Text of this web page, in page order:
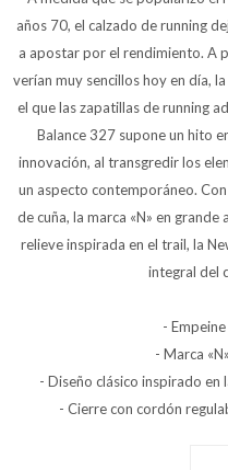
años 70, el calzado de running
a apostar por el rendimiento. A
verían muy sencillos hoy en día,
el que las zapatillas de running
Balance 327 supone un hito
innovación, al transgredir los
un aspecto contemporáneo.
de cuña, la marca «N» en
relieve inspirada en el trail, la
integral del
-
- Marca
- Diseño clásico inspirado en
- Cierre con cordón